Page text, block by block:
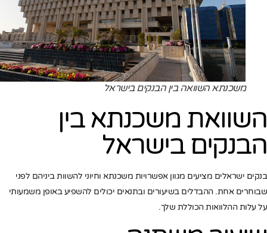
משכנתא השוואה בין הבנקים בישראל
השוואת משכנתא בין
הבנקים בישראל
בנקים ישראלים מציעים מגוון אפשרויות משכנתא וחיוני להשוות ביניהם לפני
שבוחרים אחת. ההבדלים בשיעורים ובתנאים יכולים להשפיע באופן משמעותי
על עלות ההלוואות הכוללת שלך.